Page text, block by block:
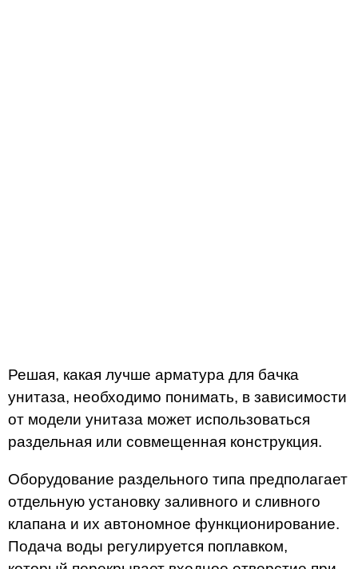
Решая, какая лучше арматура для бачка
унитаза, необходимо понимать, в зависимости
от модели унитаза может использоваться
раздельная или совмещенная конструкция.
Оборудование раздельного типа предполагает
отдельную установку заливного и сливного
клапана и их автономное функционирование.
Подача воды регулируется поплавком,